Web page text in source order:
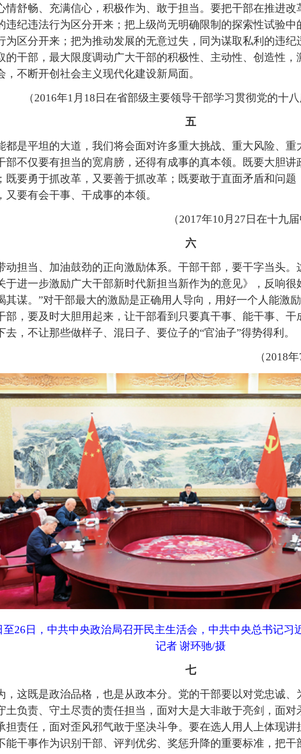
情舒畅、充满信心，积极作为、敢于担当。要把干部在推进
违纪违法行为区分开来；把上级尚无明确限制的探索性试验
为区分开来；把为推动发展的无意过失，同为谋取私利的违
的干部，最大限度调动广大干部的积极性、主动性、创造性
不断开创社会主义现代化建设新局面。
（2016年1月18日在省部级主要领导干部学习贯彻党的十
五
都是平坦的大道，我们将会面对许多重大挑战、重大风险、
部不仅要有担当的宽肩膀，还得有成事的真本领。既要大胆
既要勇于抓改革，又要善于抓改革；既要敢于直面矛盾和问
要有会干事、干成事的本领。
（2017年10月27日在十九
六
动担当、加油鼓劲的正向激励体系。干部干部，要干字当头
于进一步激励广大干部新时代新担当新作为的意见》，反响
其谋。”对干部最大的激励是正确用人导向，用好一个人能激
部，要及时大胆用起来，让干部看到只要真干事、能干事、
，不让那些做样子、混日子、要位子的“官油子”得势得利。
（2018
日，中共中央政治局召开民主生活会，中共中央总书记习
记者 谢环驰/摄
七
，这既是政治品格，也是从政本分。党的干部要以对党忠诚
土负责、守土尽责的责任担当，面对大是大非敢于亮剑，面
担责任，面对歪风邪气敢于坚决斗争。要在选人用人上体现
能干事作为识别干部、评判优劣、奖惩升降的重要标准，把